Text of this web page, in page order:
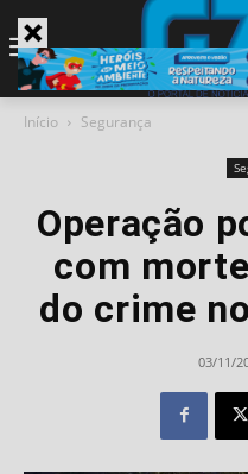
Início Segurança
Operação
com
do crime
03/11/